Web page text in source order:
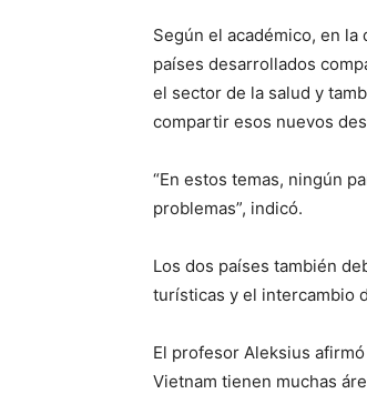
Según el académico, en
países desarrollados
el sector de la salud y
compartir esos nuevos
“En estos temas, ningún
problemas”, indicó.
Los dos países también
turísticas y el intercambio
El profesor Aleksius
Vietnam tienen muchas